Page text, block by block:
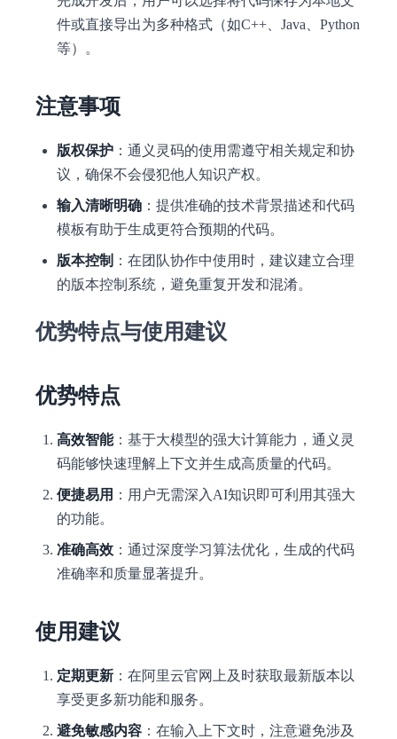
件或直接导出为多种格式（如C++、Java、Python
等）。
注意事项
版权保护 ：通义灵码的使用需遵守相关规定和协
议，确保不会侵犯他人知识产权。
输入清晰明确 ：提供准确的技术背景描述和代码
模板有助于生成更符合预期的代码。
版本控制 ：在团队协作中使用时，建议建立合理
的版本控制系统，避免重复开发和混淆。
优势特点与使用建议
优势特点
高效智能：基于大模型的强大计算能力，通义灵
码能够快速理解上下文并生成高质量的代码。
便捷易用 ：用户无需深入AI知识即可利用其强大
的功能。
准确高效 ：通过深度学习算法优化，生成的代码
准确率和质量显著提升。
使用建议
定期更新 ：在阿里云官网上及时获取最新版本以
享受更多新功能和服务。
避免敏感内容 ：在输入上下文时，注意避免涉及